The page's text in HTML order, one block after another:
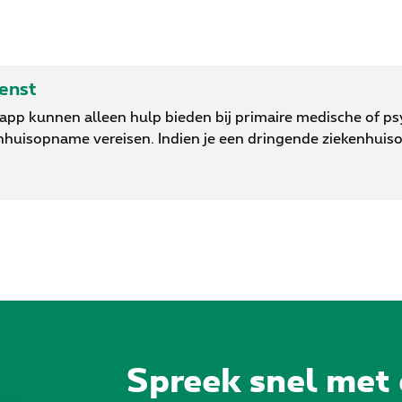
kunnen alleen hulp bieden bij primaire medische of
vereisen. Indien je een dringende
Spreek snel met